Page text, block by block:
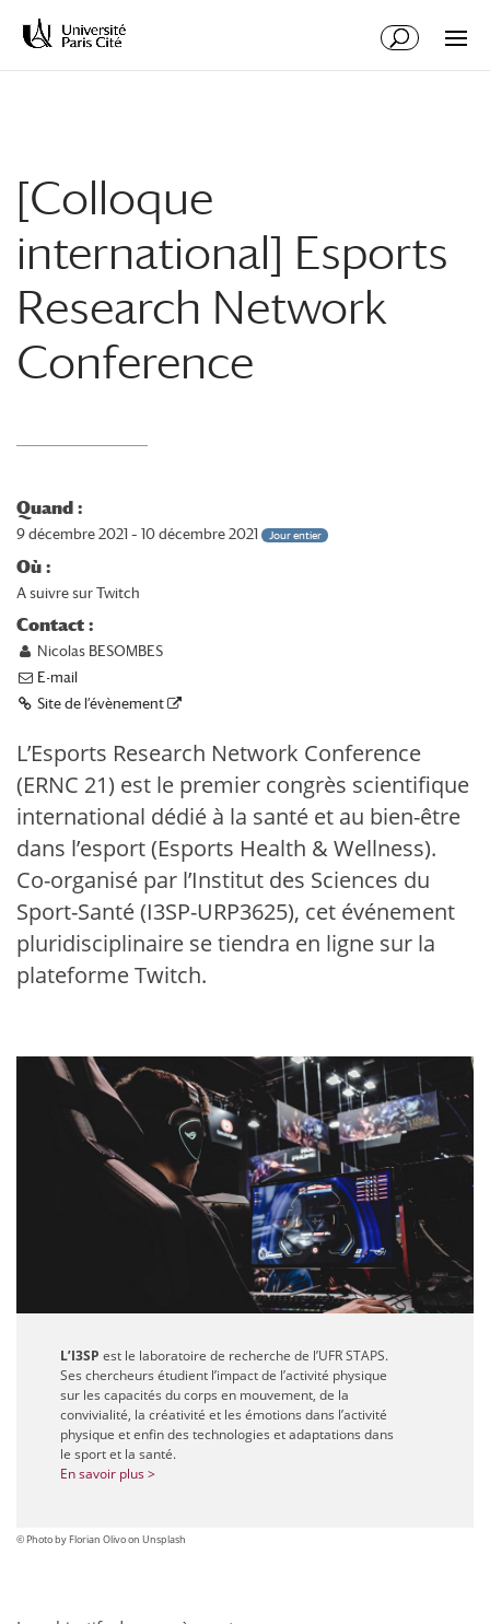
[Colloque
international] Esports
Research Network
Conference
Quand :
9 décembre 2021 – 10 décembre 2021 Jour entier
Où :
A suivre sur Twitch
Contact :
Nicolas BESOMBES
E-mail
Site de l’évènement
L’Esports Research Network Conference
(ERNC 21) est le premier congrès scientifique
international dédié à la santé et au bien-être
dans l’esport (Esports Health & Wellness).
Co-organisé par l’Institut des Sciences du
Sport-Santé (I3SP-URP3625), cet événement
pluridisciplinaire se tiendra en ligne sur la
plateforme Twitch.
L’I3SP est le laboratoire de recherche de l’UFR STAPS.
Ses chercheurs étudient l’impact de l’activité physique
sur les capacités du corps en mouvement, de la
convivialité, la créativité et les émotions dans l’activité
physique et enfin des technologies et adaptations dans
le sport et la santé.
En savoir plus >
© Photo by Florian Olivo on Unsplash